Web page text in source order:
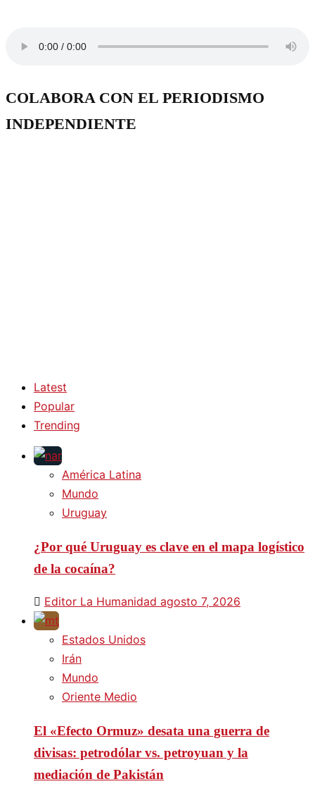
COLABORA CON EL PERIODISMO
INDEPENDIENTE
Latest
Popular
Trending
América Latina
Mundo
Uruguay
¿Por qué Uruguay es clave en el mapa logístico
de la cocaína?
Editor La Humanidad agosto 7, 2026
Estados Unidos
Irán
Mundo
Oriente Medio
El «Efecto Ormuz» desata una guerra de
divisas: petrodólar vs. petroyuan y la
mediación de Pakistán